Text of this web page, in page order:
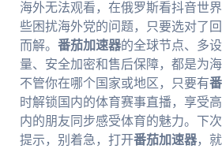
海外无法观看，在俄罗斯看抖音世
些困扰海外党的问题，只要选对了
而解。 番茄加速器的全球节点、多
量、安全加密和售后保障，都是为海
不管你在哪个国家或地区，只要有
时解锁国内的体育赛事直播，享受
内的朋友同步感受体育的魅力。下
提示，别着急，打开番茄加速器，